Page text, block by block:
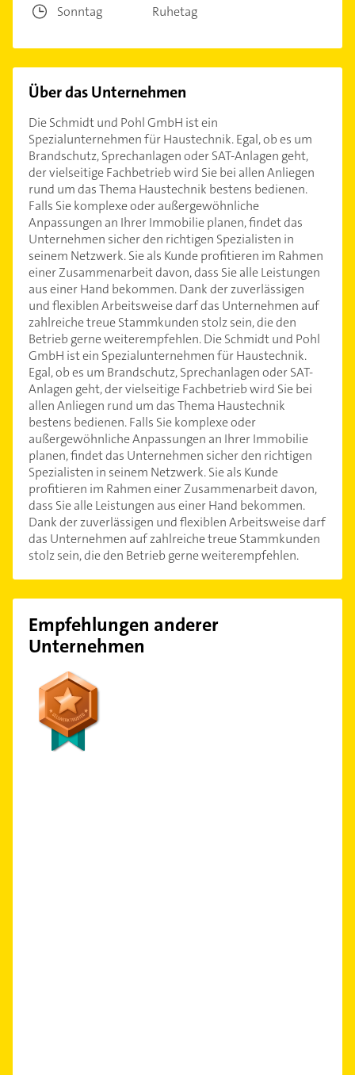
Sonntag
Ruhetag
Über das Unternehmen
Die Schmidt und Pohl GmbH ist ein
Spezialunternehmen für Haustechnik. Egal, ob es um
Brandschutz, Sprechanlagen oder SAT-Anlagen geht,
der vielseitige Fachbetrieb wird Sie bei allen Anliegen
rund um das Thema Haustechnik bestens bedienen.
Falls Sie komplexe oder außergewöhnliche
Anpassungen an Ihrer Immobilie planen, findet das
Unternehmen sicher den richtigen Spezialisten in
seinem Netzwerk. Sie als Kunde profitieren im Rahmen
einer Zusammenarbeit davon, dass Sie alle Leistungen
aus einer Hand bekommen. Dank der zuverlässigen
und flexiblen Arbeitsweise darf das Unternehmen auf
zahlreiche treue Stammkunden stolz sein, die den
Betrieb gerne weiterempfehlen. Die Schmidt und Pohl
GmbH ist ein Spezialunternehmen für Haustechnik.
Egal, ob es um Brandschutz, Sprechanlagen oder SAT-
Anlagen geht, der vielseitige Fachbetrieb wird Sie bei
allen Anliegen rund um das Thema Haustechnik
bestens bedienen. Falls Sie komplexe oder
außergewöhnliche Anpassungen an Ihrer Immobilie
planen, findet das Unternehmen sicher den richtigen
Spezialisten in seinem Netzwerk. Sie als Kunde
profitieren im Rahmen einer Zusammenarbeit davon,
dass Sie alle Leistungen aus einer Hand bekommen.
Dank der zuverlässigen und flexiblen Arbeitsweise darf
das Unternehmen auf zahlreiche treue Stammkunden
stolz sein, die den Betrieb gerne weiterempfehlen.
Empfehlungen anderer
Unternehmen